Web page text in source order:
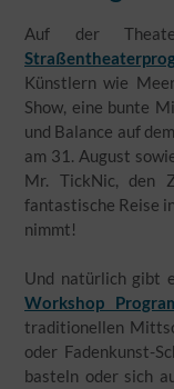
Auf der
Künstlern wie
Show, eine bunte
und Balance auf
am 31. August
Mr. TickNic, den
fantastische Reise
nimmt!
Und natürlich gibt
Workshop
traditionellen
oder Fadenkunst-
basteln oder sich